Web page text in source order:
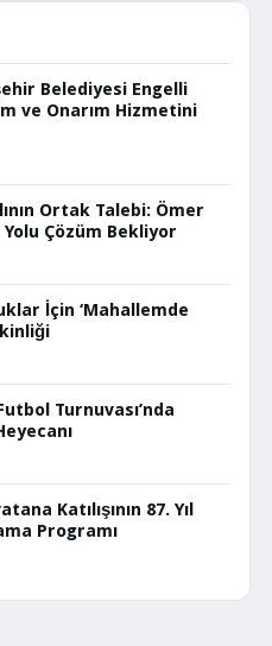
Belediyesi Engelli
ve Onarım Hizmetini
Ortak Talebi: Ömer
Çözüm Bekliyor
İçin ‘Mahallemde
Turnuvası’nda
Katılışının 87. Yıl
Programı